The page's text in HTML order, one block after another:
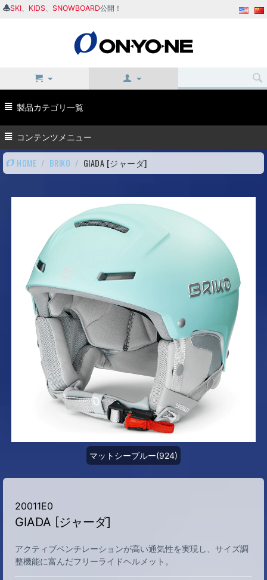
SKI KIDS SNOWBOARD公開！
製品カテゴリ一覧
コンテンツメニュー
HOME / BRIKO / GIADA [ジャーダ]
マットシーブルー(924)
20011E0
GIADA [ジャーダ]
アクティブベンチレーションが高い通気性を実現し、サイズ調
整機能に富んだフリーライドヘルメット。